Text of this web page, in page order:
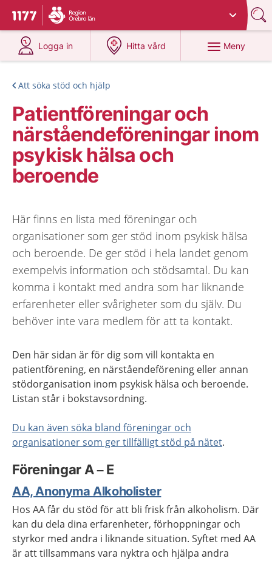
Till startsidan för 1177
Du har valt region
Logga in
på 1177.se
Hitta vård
på 1177.se
Meny
Att söka stöd och hjälp
Patientföreningar och
närståendeföreningar inom
psykisk hälsa och
beroende
Här finns en lista med föreningar och
organisationer som ger stöd inom psykisk hälsa
och beroende. De ger stöd i hela landet genom
exempelvis information och stödsamtal. Du kan
komma i kontakt med andra som har liknande
erfarenheter eller svårigheter som du själv. Du
behöver inte vara medlem för att ta kontakt.
Den här sidan är för dig som vill kontakta en
patientförening, en närståendeförening eller annan
stödorganisation inom psykisk hälsa och beroende.
Listan står i bokstavsordning.
Du kan även söka bland föreningar och
organisationer som ger tillfälligt stöd på nätet.
Föreningar A – E
AA, Anonyma Alkoholister
Hos AA får du stöd för att bli frisk från alkoholism. Där
kan du dela dina erfarenheter, förhoppningar och
styrkor med andra i liknande situation. Syftet med AA
är att tillsammans vara nyktra och hjälpa andra